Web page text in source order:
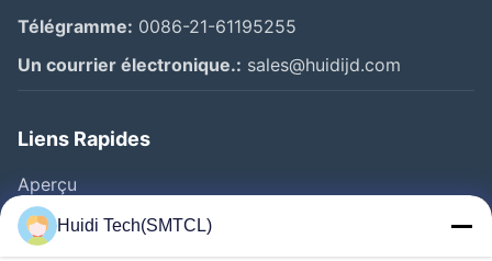
Télégramme: 0086-21-61195255
Un courrier électronique.: sales@huidijd.com
Liens Rapides
Aperçu
ProduitsHuidi Tech(SMTCL)